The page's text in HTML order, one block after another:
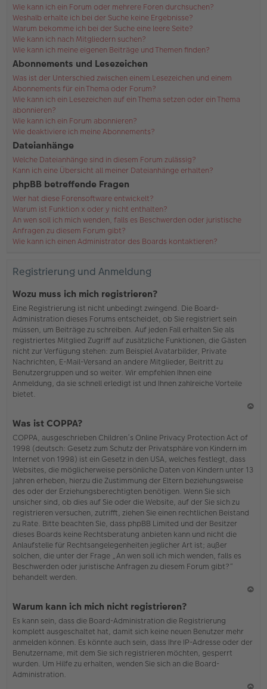
Wie kann ich ein Forum oder mehrere Foren durchsuchen?
Weshalb erhalte ich bei der Suche keine Ergebnisse?
Warum bekomme ich bei der Suche eine leere Seite?
Wie kann ich nach Mitgliedern suchen?
Wie kann ich meine eigenen Beiträge und Themen finden?
Abonnements und Lesezeichen
Was ist der Unterschied zwischen einem Lesezeichen und einem
Abonnements für ein Thema oder Forum?
Wie kann ich ein Lesezeichen auf ein Thema setzen oder ein Thema
abonnieren?
Wie kann ich ein Forum abonnieren?
Wie deaktiviere ich meine Abonnements?
Dateianhänge
Welche Dateianhänge sind in diesem Forum zulässig?
Kann ich eine Übersicht all meiner Dateianhänge erhalten?
phpBB betreffende Fragen
Wer hat diese Forensoftware entwickelt?
Warum ist Funktion x oder y nicht enthalten?
An wen soll ich mich wenden, falls es Beschwerden oder juristische
Anfragen zu diesem Forum gibt?
Wie kann ich einen Administrator des Boards kontaktieren?
Registrierung und Anmeldung
Wozu muss ich mich registrieren?
Eine Registrierung ist nicht unbedingt zwingend. Die Board-
Administration dieses Forums entscheidet, ob Sie registriert sein
müssen, um Beiträge zu schreiben. Auf jeden Fall erhalten Sie als
registriertes Mitglied Zugriff auf zusätzliche Funktionen, die Gästen
nicht zur Verfügung stehen: zum Beispiel Avatarbilder, Private
Nachrichten, E-Mail-Versand an andere Mitglieder, Beitritt zu
Benutzergruppen und so weiter. Wir empfehlen Ihnen eine
Anmeldung, da sie schnell erledigt ist und Ihnen zahlreiche Vorteile
bietet.
h
en
Was ist COPPA?
COPPA, ausgeschrieben Children’s Online Privacy Protection Act of
1998 (deutsch: Gesetz zum Schutz der Privatsphäre von Kindern im
Internet von 1998) ist ein Gesetz in den USA, welches festlegt, dass
Websites, die möglicherweise persönliche Daten von Kindern unter 13
Jahren erheben, hierzu die Zustimmung der Eltern beziehungsweise
des oder der Erziehungsberechtigten benötigen. Wenn Sie sich
unsicher sind, ob dies auf Sie oder die Website, auf der Sie sich zu
registrieren versuchen, zutrifft, ziehen Sie einen rechtlichen Beistand
zu Rate. Bitte beachten Sie, dass phpBB Limited und der Besitzer
dieses Boards keine Rechtsberatung anbieten kann und nicht die
Anlaufstelle für Rechtsangelegenheiten jeglicher Art ist; außer
solchen, die unter der Frage „An wen soll ich mich wenden, falls es
Beschwerden oder juristische Anfragen zu diesem Forum gibt?“
behandelt werden.
b
Warum kann ich mich nicht registrieren?
Es kann sein, dass die Board-Administration die Registrierung
komplett ausgeschaltet hat, damit sich keine neuen Benutzer mehr
anmelden können. Es könnte auch sein, dass Ihre IP-Adresse oder der
Benutzername, mit dem Sie sich registrieren möchten, gesperrt
wurden. Um Hilfe zu erhalten, wenden Sie sich an die Board-
Administration.